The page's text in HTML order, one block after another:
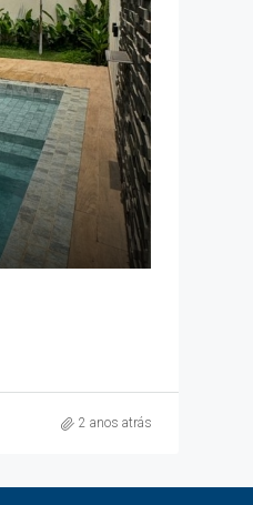
2 anos atrás